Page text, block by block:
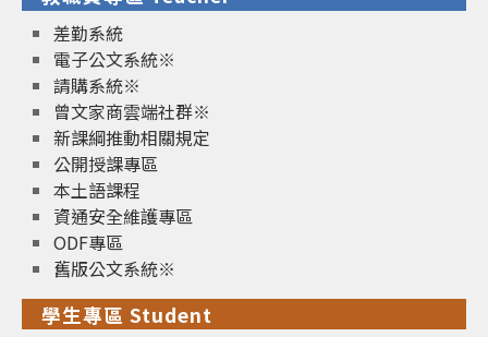
差勤系統
電子公文系統※
請購系統※
曾文家商雲端社群※
新課綱推動相關規定
公開授課專區
本土語課程
資通安全維護專區
ODF專區
舊版公文系統※
學生專區 Student